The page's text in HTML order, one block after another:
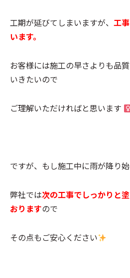
工期が延びてしまいますが、 工
います。
お客様には施工の早さよりも品
いきたいので
ご理解いただければと思います ‍
ですが、もし施工中に雨が降り
弊社では次の工事でしっかりと
おりますので
その点もご安心ください